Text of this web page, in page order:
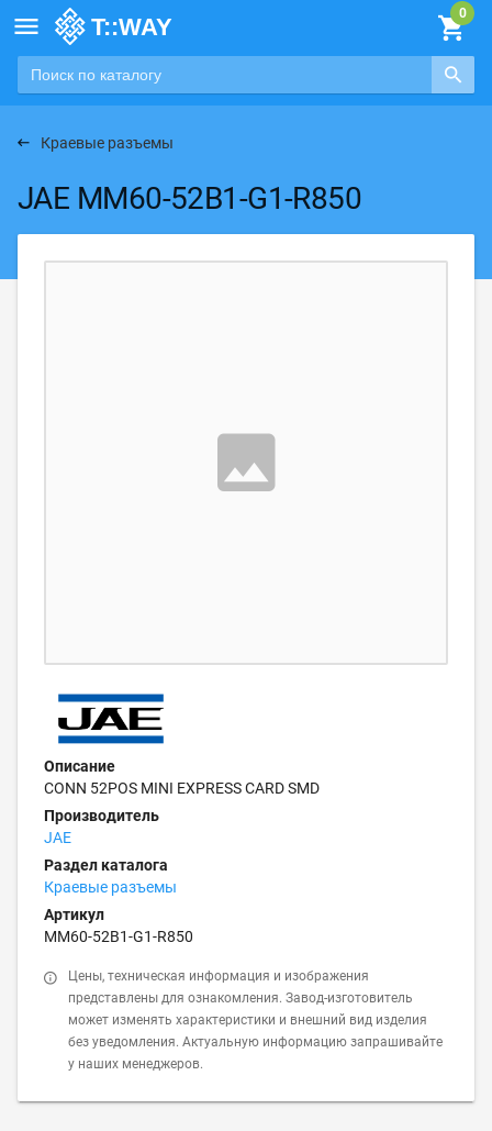

Краевые разъемы
JAE MM60-52B1-G1-R850
Описание
CONN 52POS MINI EXPRESS CARD SMD
Производитель
JAE
Раздел каталога
Краевые разъемы
Артикул
MM60-52B1-G1-R850
Цены, техническая информация и изображения
представлены для ознакомления. Завод-изготовитель
может изменять характеристики и внешний вид изделия
без уведомления. Актуальную информацию запрашивайте
у наших менеджеров.